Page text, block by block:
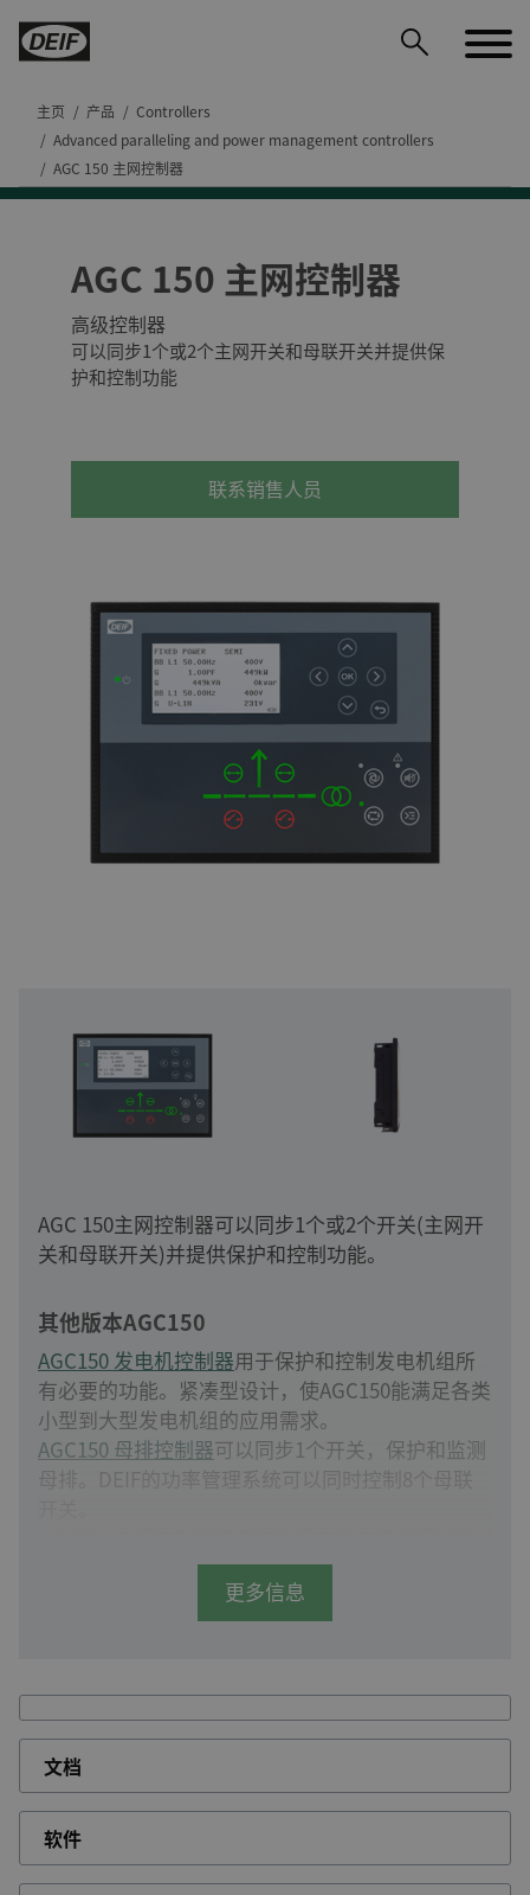
主页 产品
Controllers
Advanced paralleling and power management controllers
AGC 150 主网控制器
AGC 150 主网控制器
高级控制器
可以同步1个或2个主网开关和母联开关并提供保
护和控制功能
联系销售人员
AGC 150主网控制器可以同步1个或2个开关(主网开
关和母联开关)并提供保护和控制功能。
其他版本AGC150
AGC150 发电机控制器用于保护和控制发电机组所
有必要的功能。紧凑型设计，使AGC150能满足各类
小型到大型发电机组的应用需求。
AGC150 母排控制器可以同步1个开关，保护和监测
母排。DEIF的功率管理系统可以同时控制8个母联
需功能的非同步应用。具有高可靠性和用户友好
AGC150 混动控制器用于保护和控制光伏与发电机
发动机启停时序，可用于恒速和变速功能的泵应
用。
AGC 150 远程控制器
像，通过本地网络为AGC 150系列中的任何主控制
器提供远程访问和控制。
更多信息
文档
软件
DEIF PowerAI